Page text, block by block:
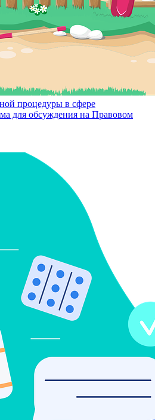
процедуры в сфере
для обсуждения на Правовом